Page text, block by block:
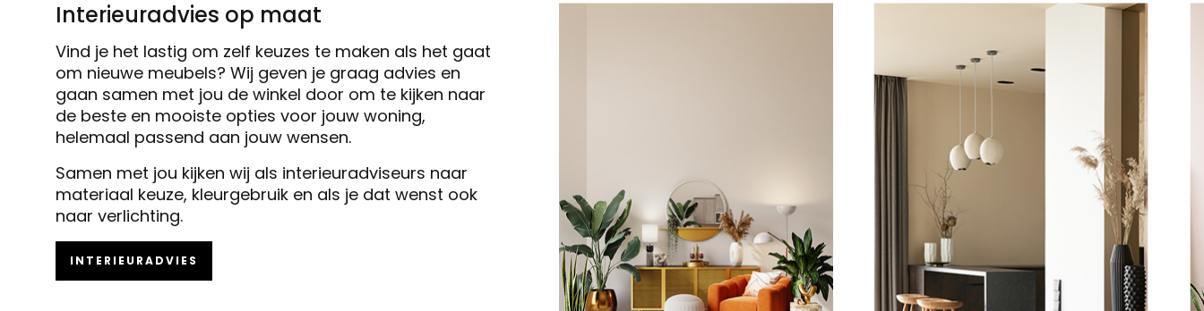
Interieuradvies op maat
Vind je het lastig om zelf keuzes te maken als het gaat
om nieuwe meubels? Wij geven je graag advies en
gaan samen met jou de winkel door om te kijken naar
de beste en mooiste opties voor jouw woning,
helemaal passend aan jouw wensen.
Samen met jou kijken wij als interieuradviseurs naar
materiaal keuze, kleurgebruik en als je dat wenst ook
naar verlichting.
INTERIEURADVIES